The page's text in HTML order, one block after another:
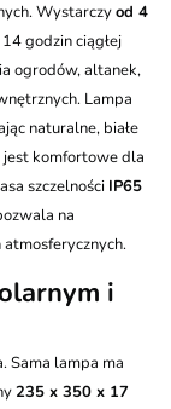
Wystarczyod 4
godzin ciągłej
ogrodów, altanek,
Lampa
naturalne, białe
jest komfortowe dla
szczelności IP65
na
i
Sama lampa ma
235 x 350 x 17